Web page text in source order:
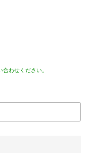
わせください。